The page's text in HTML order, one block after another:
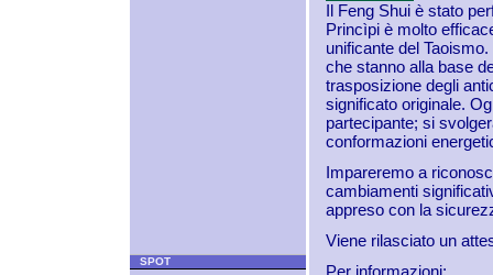
SPOT
Il Feng Shui è stato
Princìpi è molto
unificante del
che stanno alla base
trasposizione degli
significato originale.
partecipante; si
conformazioni
Impareremo a
cambiamenti
appreso con la
Viene rilasciato un
Per informazioni: